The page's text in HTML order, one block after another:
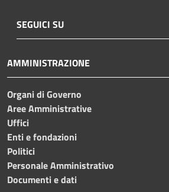
SEGUICI SU
AMMINISTRAZIONE
Organi di Governo
Aree Amministrative
Uffici
Enti e fondazioni
Politici
Personale Amministrativo
Documenti e dati